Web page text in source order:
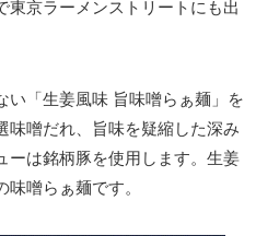
東京ラーメンストリートにも出
い「生姜風味 旨味噌らぁ麺」を
味噌だれ、旨味を疑縮した深み
ーは銘柄豚を使用します。生姜
噌らぁ麺です。